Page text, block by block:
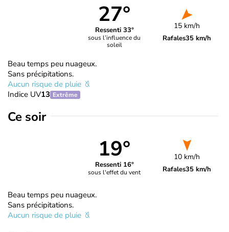
27°
Ressenti 33°
sous l’influence du
soleil
15 km/h
Rafales35 km/h
Beau temps peu nuageux.
Sans précipitations.
Aucun risque de pluie
Indice UV13 Extrême
Ce soir
19°
Ressenti 16°
sous l'effet du vent
10 km/h
Rafales35 km/h
Beau temps peu nuageux.
Sans précipitations.
Aucun risque de pluie